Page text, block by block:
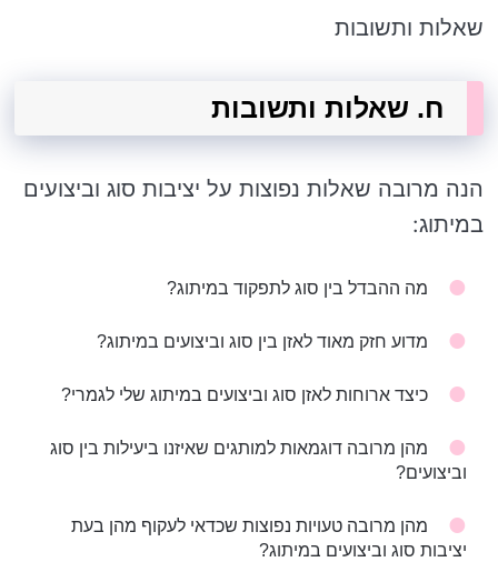
שאלות ותשובות
ח. שאלות ותשובות
הנה מרובה שאלות נפוצות על יציבות סוג וביצועים
במיתוג:
מה ההבדל בין סוג לתפקוד במיתוג?
מדוע חזק מאוד לאזן בין סוג וביצועים במיתוג?
כיצד ארוחות לאזן סוג וביצועים במיתוג שלי לגמרי?
מהן מרובה דוגמאות למותגים שאיזנו ביעילות בין סוג
וביצועים?
מהן מרובה טעויות נפוצות שכדאי לעקוף מהן בעת ​​
יציבות סוג וביצועים במיתוג?